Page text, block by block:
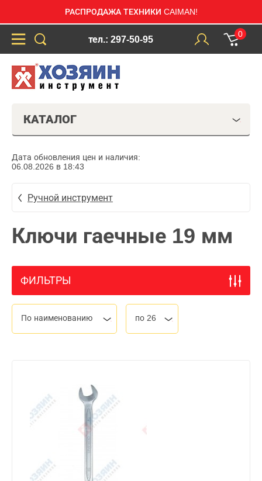
РАСПРОДАЖА ТЕХНИКИ CAIMAN!
тел.: 297-50-95
0
КАТАЛОГ
Дата обновления цен и наличия:
06.08.2026 в 18:43
Ручной инструмент
Ключи гаечные 19 мм
ФИЛЬТРЫ
По наименованию по 26